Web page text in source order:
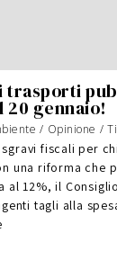
trasporti
20 gennaio!
/ Opinione /
fiscali per
una riforma che
al 12%, il
tagli alla